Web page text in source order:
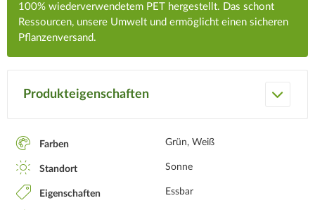
100% wiederverwendetem PET hergestellt. Das schont
Ressourcen, unsere Umwelt und ermöglicht einen sicheren
Pflanzenversand.
Produkteigenschaften
Farben Grün, Weiß
Standort Sonne
Eigenschaften Essbar